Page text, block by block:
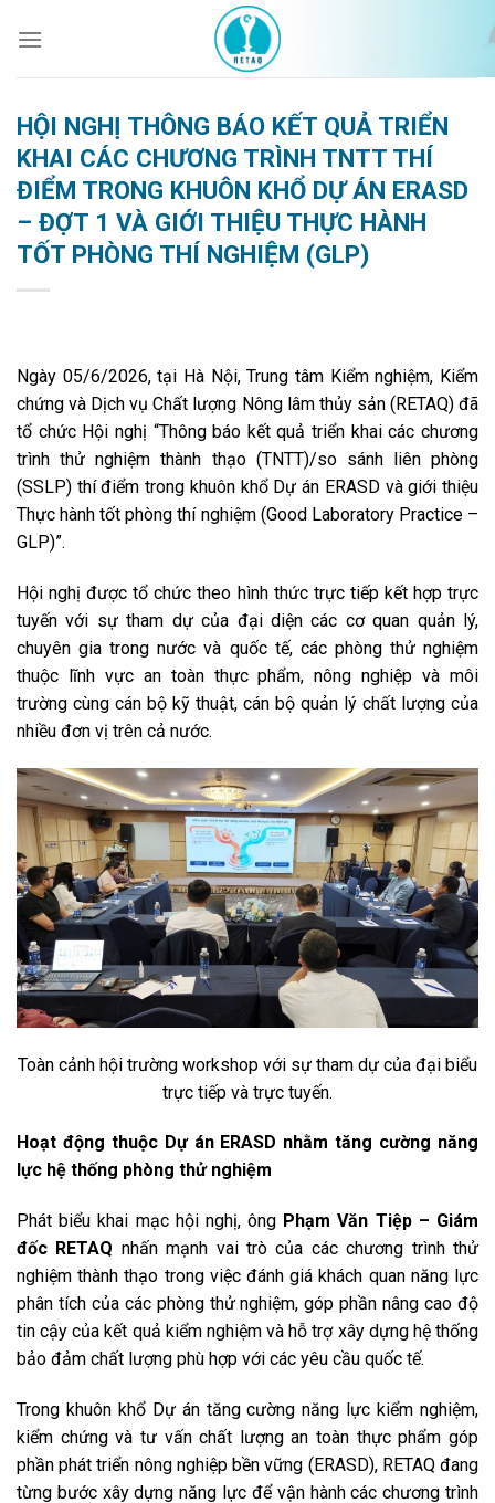
qua
HỘI NGHỊ THÔNG BÁO KẾT QUẢ TRIỂN
KHAI CÁC CHƯƠNG TRÌNH TNTT THÍ
ĐIỂM TRONG KHUÔN KHỔ DỰ ÁN ERASD
– ĐỢT 1 VÀ GIỚI THIỆU THỰC HÀNH
TỐT PHÒNG THÍ NGHIỆM (GLP)
Ngày 05/6/2026, tại Hà Nội, Trung tâm Kiểm nghiệm, Kiểm
chứng và Dịch vụ Chất lượng Nông lâm thủy sản (RETAQ) đã
tổ chức Hội nghị “Thông báo kết quả triển khai các chương
trình thử nghiệm thành thạo (TNTT)/so sánh liên phòng
(SSLP) thí điểm trong khuôn khổ Dự án ERASD và giới thiệu
Thực hành tốt phòng thí nghiệm (Good Laboratory Practice –
GLP)”.
Hội nghị được tổ chức theo hình thức trực tiếp kết hợp trực
tuyến với sự tham dự của đại diện các cơ quan quản lý,
chuyên gia trong nước và quốc tế, các phòng thử nghiệm
thuộc lĩnh vực an toàn thực phẩm, nông nghiệp và môi
trường cùng cán bộ kỹ thuật, cán bộ quản lý chất lượng của
nhiều đơn vị trên cả nước.
Toàn cảnh hội trường workshop với sự tham dự của đại biểu
trực tiếp và trực tuyến.
Hoạt động thuộc Dự án ERASD nhằm tăng cường năng
lực hệ thống phòng thử nghiệm
Phát biểu khai mạc hội nghị, ông Phạm Văn Tiệp – Giám
đốc RETAQ nhấn mạnh vai trò của các chương trình thử
nghiệm thành thạo trong việc đánh giá khách quan năng lực
phân tích của các phòng thử nghiệm, góp phần nâng cao độ
tin cậy của kết quả kiểm nghiệm và hỗ trợ xây dựng hệ thống
bảo đảm chất lượng phù hợp với các yêu cầu quốc tế.
Trong khuôn khổ Dự án tăng cường năng lực kiểm nghiệm,
kiểm chứng và tư vấn chất lượng an toàn thực phẩm góp
phần phát triển nông nghiệp bền vững (ERASD), RETAQ đang
từng bước xây dựng năng lực để vận hành các chương trình